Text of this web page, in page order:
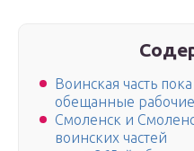
Воинская часть
обещанные рабочие
Смоленск и
воинских частей